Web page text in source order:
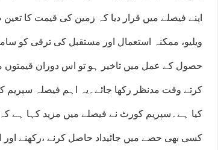
اپنے فیصلے میں قرار دیا کہ زمین کی قیمت کا
ویلیو، ممکنہ استعمال اور مستقبل کی ترقی کو
حصول کے عمل میں تاخیر ہو تو اس دوران قیمتوں
کرتے وقت مدنظر رکھا جائے۔یہ اہم فیصلہ
کسی بھی حصے میں جائیداد حاصل کرنے ،رکھنے